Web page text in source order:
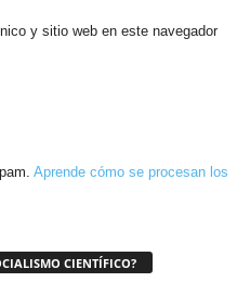
y sitio web en este navegador
Aprende cómo se procesan los
CIENTÍFICO?